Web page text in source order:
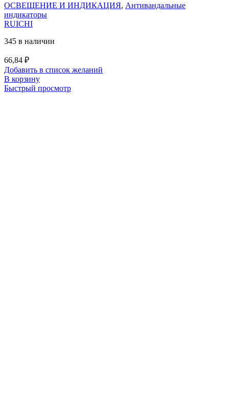
ОСВЕЩЕНИЕ И ИНДИКАЦИЯ, Антивандальные
индикаторы
RUICHI
345 в наличии
66,84 ₽
Добавить в список желаний
В корзину
Быстрый просмотр